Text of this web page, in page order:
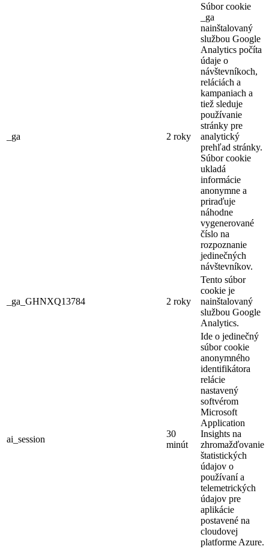
_ga 2 roky
Súbor cookie
_ga
nainštalovaný
službou Google
Analytics počíta
údaje o
návštevníkoch,
reláciách a
kampaniach a
tiež sleduje
používanie
stránky pre
analytický
prehľad stránky.
Súbor cookie
ukladá
informácie
anonymne a
priraďuje
náhodne
vygenerované
číslo na
rozpoznanie
jedinečných
návštevníkov.
_ga_GHNXQ13784 2 roky
Tento súbor
cookie je
nainštalovaný
službou Google
Analytics.
ai_session
30
minút
Ide o jedinečný
súbor cookie
anonymného
identifikátora
relácie
nastavený
softvérom
Microsoft
Application
Insights na
zhromažďovanie
štatistických
údajov o
používaní a
telemetrických
údajov pre
aplikácie
postavené na
cloudovej
platforme Azure.